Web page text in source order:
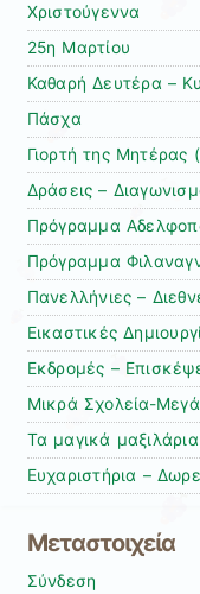
Χριστούγεννα
25η Μαρτίου
Καθαρή Δευτέρα –
Πάσχα
Γιορτή της
Δράσεις –
Πρόγραμμα
Πρόγραμμα
Πανελλήνιες –
Εικαστικές
Εκδρομές –
Μικρά Σχολεία-
Τα μαγικά
Ευχαριστήρια –
Μεταστοιχεία
Σύνδεση